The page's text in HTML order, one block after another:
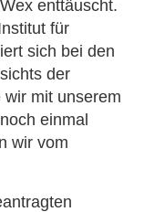
enttäuscht.
für
sich bei den
der
mit unserem
einmal
wir vom